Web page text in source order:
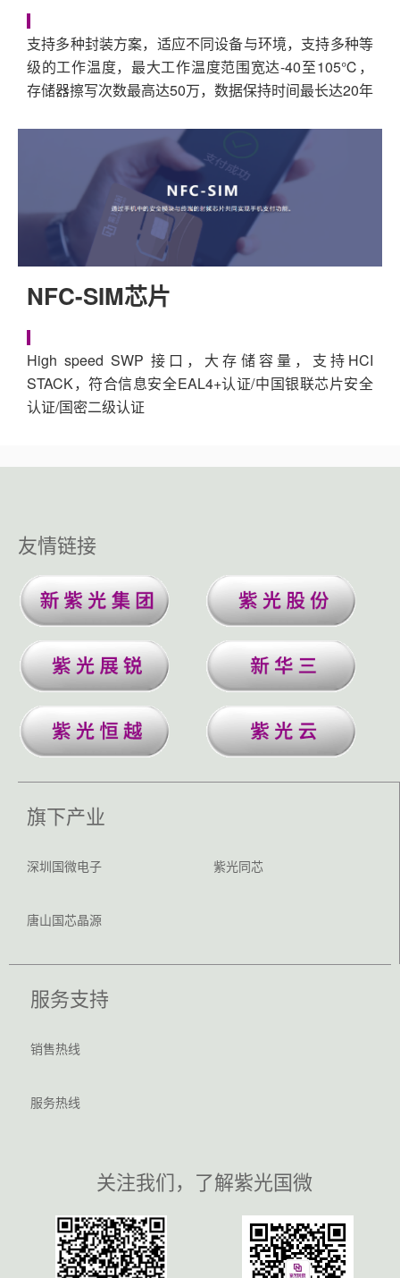
支持多种封装方案，适应不同设备与环境，支持多种等
级的工作温度，最大工作温度范围宽达-40至105℃，
存储器擦写次数最高达50万，数据保持时间最长达20年
NFC-SIM芯片
High speed SWP 接口，大存储容量，支持HCI
STACK，符合信息安全EAL4+认证/中国银联芯片安全
认证/国密二级认证
友情链接
旗下产业
深圳国微电子 紫光同芯
唐山国芯晶源
服务支持
销售热线
服务热线
关注我们，了解紫光国微